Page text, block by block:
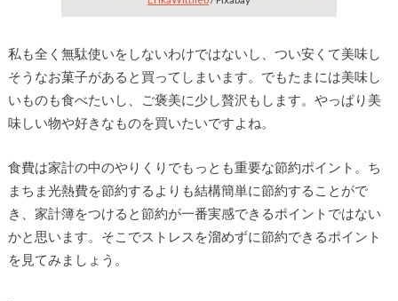
私も全く無駄使いをしないわけではないし、つい安くて美味し
そうなお菓子があると買ってしまいます。でもたまには美味し
いものも食べたいし、ご褒美に少し贅沢もします。やっぱり美
味しい物や好きなものを買いたいですよね。
食費は家計の中のやりくりでもっとも重要な節約ポイント。ち
まちま光熱費を節約するよりも結構簡単に節約することがで
き、家計簿をつけると節約が一番実感できるポイントではない
かと思います。そこでストレスを溜めずに節約できるポイント
を見てみましょう。